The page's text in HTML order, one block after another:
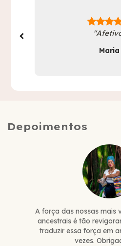
Maria
Depoimentos
A força das nossas mais
ancestrais é tão
traduzir essa força em
vezes.